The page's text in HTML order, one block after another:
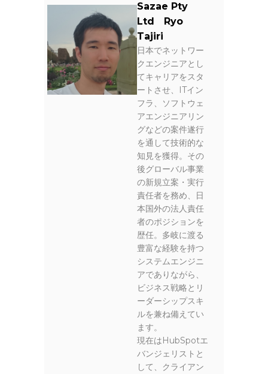
Sazae Pty
Ltd Ryo
Tajiri
日本でネットワー
クエンジニアとし
てキャリアをスタ
ートさせ、ITイン
フラ、ソフトウェ
アエンジニアリン
グなどの案件遂行
を通して技術的な
知見を獲得。その
後グローバル事業
の新規立案・実行
責任者を務め、日
本国外の法人責任
者のポジションを
歴任。多岐に渡る
豊富な経験を持つ
システムエンジニ
アでありながら、
ビジネス戦略とリ
ーダーシップスキ
ルを兼ね備えてい
ます。
現在はHubSpotエ
バンジェリストと
して、クライアン